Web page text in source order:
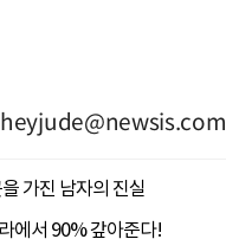
heyjude@newsis.com